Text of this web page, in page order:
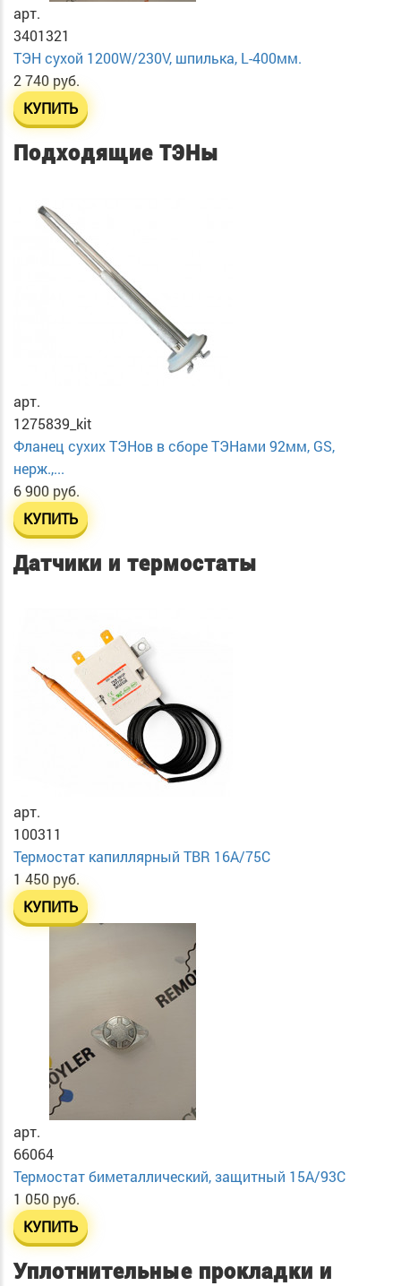
арт.
3401321
ТЭН сухой 1200W/230V, шпилька, L-400мм.
2 740 руб.
КУПИТЬ
Подходящие ТЭНы
арт.
1275839_kit
Фланец сухих ТЭНов в сборе ТЭНами 92мм, GS,
нерж.,...
6 900 руб.
КУПИТЬ
Датчики и термостаты
арт.
100311
Термостат капиллярный TBR 16A/75C
1 450 руб.
КУПИТЬ
арт.
66064
Термостат биметаллический, защитный 15А/93С
1 050 руб.
КУПИТЬ
Уплотнительные прокладки и